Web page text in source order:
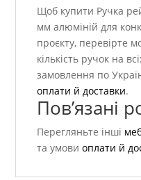
Щоб купити Ручка
мм алюміній для
проєкту, перевірте
кількість ручок на
замовлення по
оплати й доставки.
Пов’язані
Перегляньте інші
та умовиоплати й